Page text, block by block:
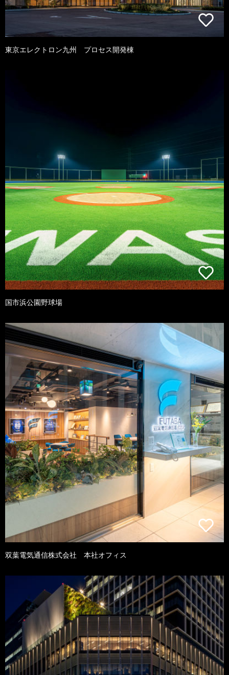
東京エレクトロン九州 プロセス開発棟
国市浜公園野球場
双葉電気通信株式会社 本社オフィス